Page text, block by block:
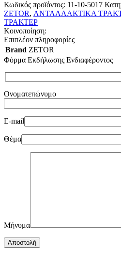
Κωδικός προϊόντος: 11-10-5017
ZETOR, ΑΝΤΑΛΛΑΚΤΙΚΑ
ΤΡΑΚΤΕΡ
Κοινοποίηση:
Επιπλέον πληροφορίες
Brand ZETOR
Φόρμα Εκδήλωσης Ενδιαφέροντος
Ονοματεπώνυμο
E-mail
Θέμα
Μήνυμα